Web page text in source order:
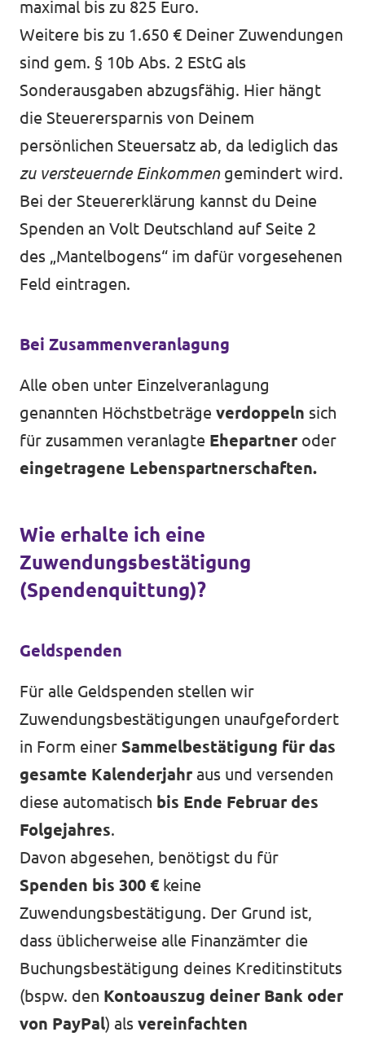
maximal bis zu 825 Euro.
Weitere bis zu 1.650 € Deiner Zuwendungen
sind gem. § 10b Abs. 2 EStG als
Sonderausgaben abzugsfähig. Hier hängt
die Steuerersparnis von Deinem
persönlichen Steuersatz ab, da lediglich das
zu versteuernde Einkommengemindert wird.
Bei der Steuererklärung kannst du Deine
Spenden an Volt Deutschland auf Seite 2
des „Mantelbogens“ im dafür vorgesehenen
Feld eintragen.
Bei Zusammenveranlagung
Alle oben unter Einzelveranlagung
genannten Höchstbeträge verdoppeln sich
für zusammen veranlagte Ehepartner oder
eingetragene Lebenspartnerschaften.
Wie erhalte ich eine
Zuwendungsbestätigung
(Spendenquittung)?
Geldspenden
Für alle Geldspenden stellen wir
Zuwendungsbestätigungen unaufgefordert
in Form einer Sammelbestätigung für das
gesamte Kalenderjahraus und versenden
diese automatisch bis Ende Februar des
Folgejahres.
Davon abgesehen, benötigst du für
Spenden bis 300 €keine
Zuwendungsbestätigung. Der Grund ist,
dass üblicherweise alle Finanzämter die
Buchungsbestätigung deines Kreditinstituts
(bspw. den Kontoauszug deiner Bank oder
von PayPal) als vereinfachten